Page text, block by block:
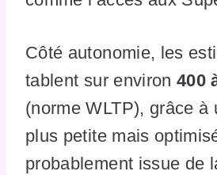
Côté autonomie, les
tablent sur environ400
(norme WLTP), grâce à
plus petite mais
probablement issue de